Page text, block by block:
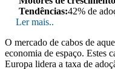
Tendências:42% de
Ler mais..
O mercado de cabos de
economia de espaço. Estes
Europa lidera a taxa de